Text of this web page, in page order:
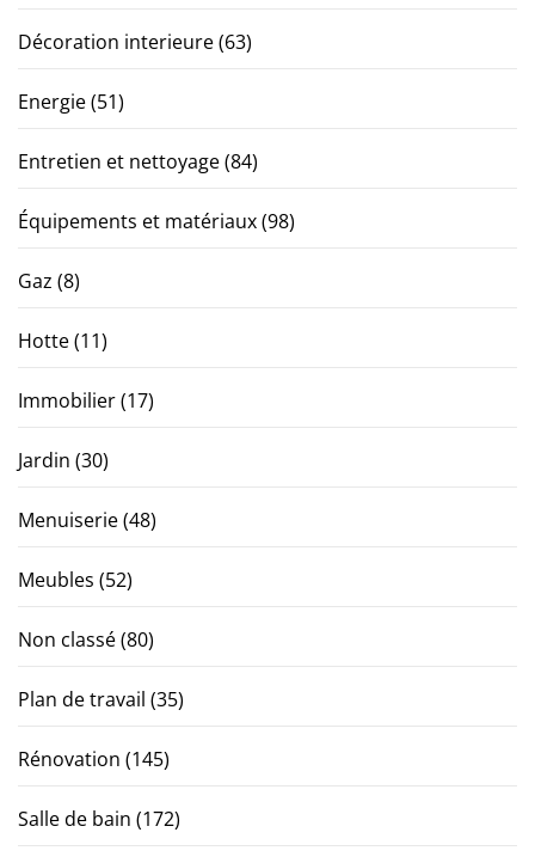
Décoration interieure(63)
Energie(51)
Entretien et nettoyage(84)
Équipements et matériaux(98)
Gaz (8)
Hotte(11)
Immobilier(17)
Jardin (30)
Menuiserie(48)
Meubles (52)
Non classé(80)
Plan de travail (35)
Rénovation (145)
Salle de bain (172)